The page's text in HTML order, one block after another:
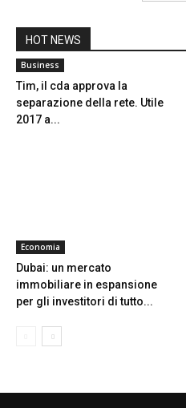
HOT NEWS
Business
Tim, il cda approva la
separazione della rete. Utile
2017 a...
Economia
Dubai: un mercato
immobiliare in espansione
per gli investitori di tutto...